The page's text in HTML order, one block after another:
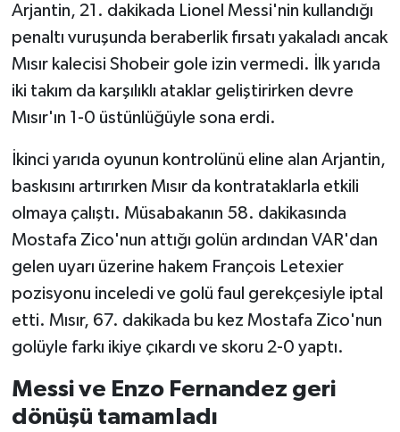
Arjantin, 21. dakikada Lionel Messi'nin kullandığı
penaltı vuruşunda beraberlik fırsatı yakaladı ancak
Mısır kalecisi Shobeir gole izin vermedi. İlk yarıda
iki takım da karşılıklı ataklar geliştirirken devre
Mısır'ın 1-0 üstünlüğüyle sona erdi.
İkinci yarıda oyunun kontrolünü eline alan Arjantin,
baskısını artırırken Mısır da kontrataklarla etkili
olmaya çalıştı. Müsabakanın 58. dakikasında
Mostafa Zico'nun attığı golün ardından VAR'dan
gelen uyarı üzerine hakem François Letexier
pozisyonu inceledi ve golü faul gerekçesiyle iptal
etti. Mısır, 67. dakikada bu kez Mostafa Zico'nun
golüyle farkı ikiye çıkardı ve skoru 2-0 yaptı.
Messi ve Enzo Fernandez geri
dönüşü tamamladı